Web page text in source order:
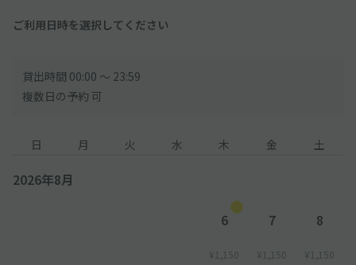
ご利用日時を選択してください
貸出時間 00:00 〜 23:59
複数日の予約 可
日 月 火 水 木 金 土
2026年8月
6
¥1,150
7
¥1,150
8
¥1,150